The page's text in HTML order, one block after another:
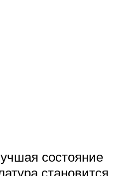
состояние
становится